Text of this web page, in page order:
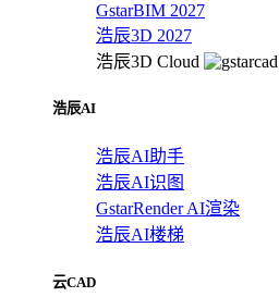
GstarBIM 2027
浩辰3D 2027
浩辰3D Cloud
浩辰AI
浩辰AI助手
浩辰AI识图
GstarRender AI渲染
浩辰AI楼梯
云CAD